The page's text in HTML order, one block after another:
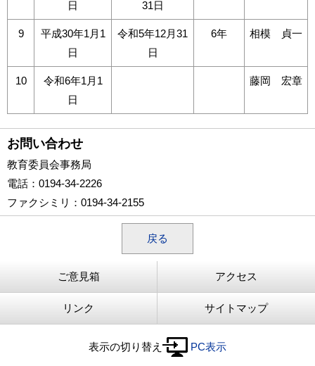
日
31日
9
平成30年1月1
日
令和5年12月31
日
6年 相模 貞一
10
令和6年1月1
日
藤岡 宏章
お問い合わせ
教育委員会事務局
電話 ：0194-34-2226
ファクシミリ ：0194-34-2155
戻る
ご意見箱 アクセス
リンク サイトマップ
表示の切り替え PC表示